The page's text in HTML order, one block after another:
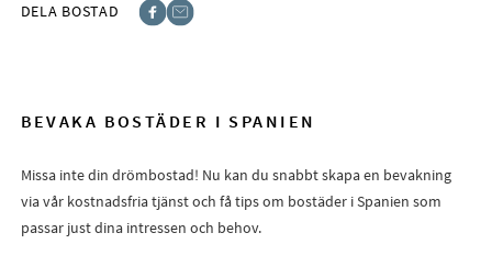
DELA BOSTAD
BEVAKA BOSTÄDER I SPANIEN
Missa inte din drömbostad! Nu kan du snabbt skapa en bevakning
via vår kostnadsfria tjänst och få tips om bostäder i Spanien som
passar just dina intressen och behov.